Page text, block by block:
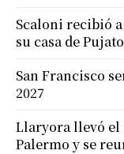
Scaloni recibió
su casa de
San Francisco
2027
Llaryora llevó el
Palermo y se